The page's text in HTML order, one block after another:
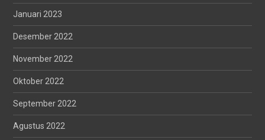
Januari 2023
Desember 2022
November 2022
Oktober 2022
September 2022
Agustus 2022